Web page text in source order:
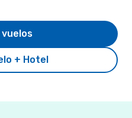
+ Hotel